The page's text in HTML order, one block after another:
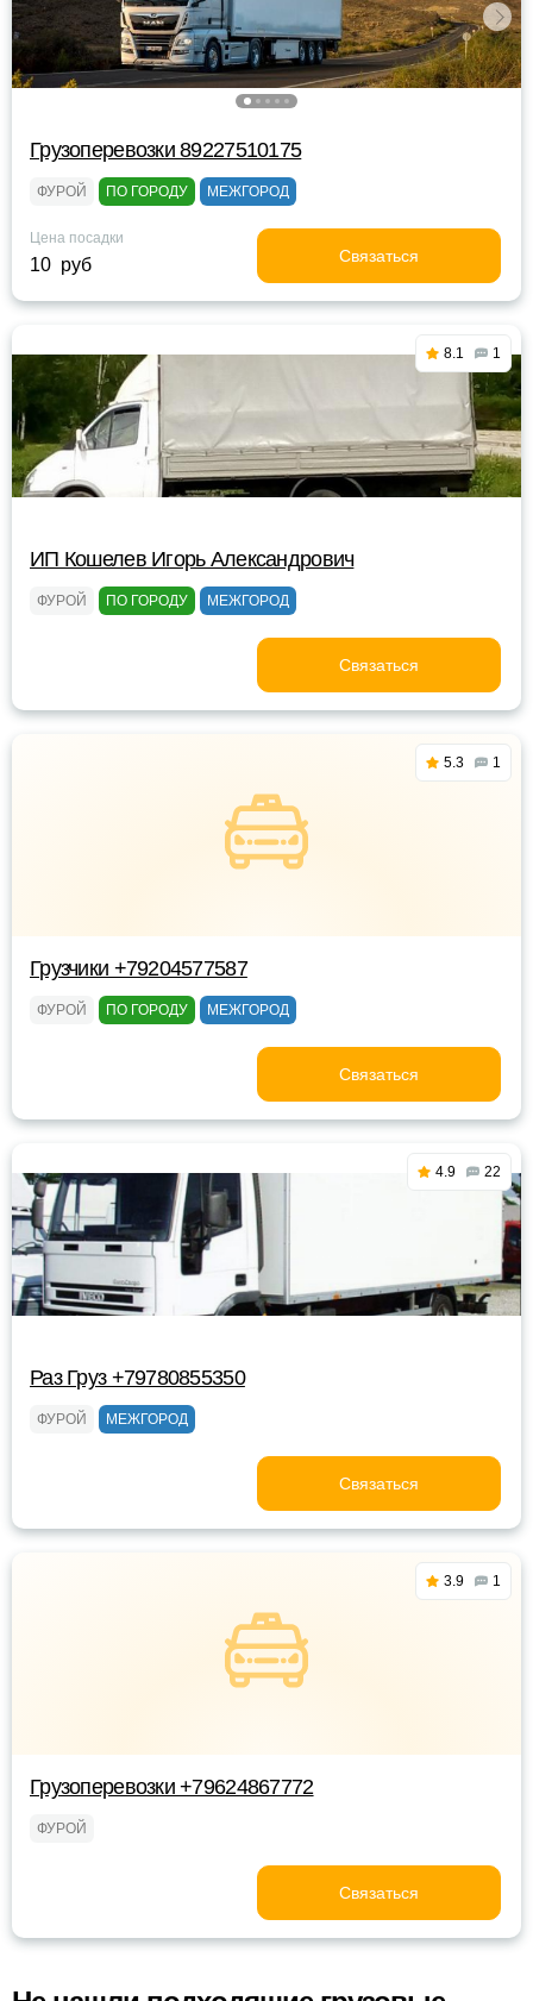
Грузоперевозки 89227510175
ФУРОЙ ПО ГОРОДУ МЕЖГОРОД
Цена посадки
10 руб Связаться
8.1 1
ИП Кошелев Игорь Александрович
ФУРОЙ ПО ГОРОДУ МЕЖГОРОД
Связаться
5.3 1
Грузчики +79204577587
ФУРОЙ ПО ГОРОДУ МЕЖГОРОД
Связаться
4.9 22
Раз Груз +79780855350
ФУРОЙ МЕЖГОРОД
Связаться
3.9 1
Грузоперевозки +79624867772
ФУРОЙ
Связаться